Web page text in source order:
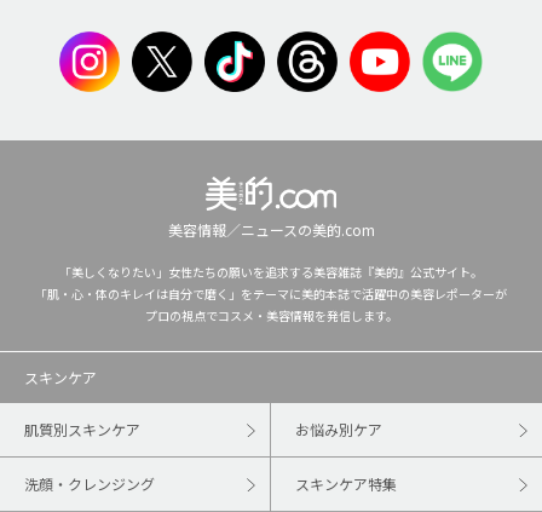
美容情報／ニュースの美的.com
「美しくなりたい」女性たちの願いを追求する美容雑誌『美的』公式サイト。
「肌・心・体のキレイは自分で磨く」をテーマに美的本誌で活躍中の美容レポーターが
プロの視点でコスメ・美容情報を発信します。
スキンケア
肌質別スキンケア お悩み別ケア
洗顔・クレンジング スキンケア特集